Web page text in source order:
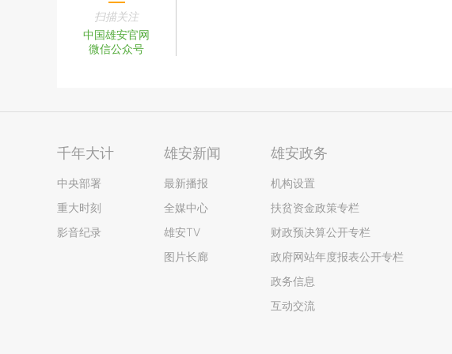
扫描关注
中国雄安官网
微信公众号
千年大计
中央部署
重大时刻
影音纪录
雄安新闻
最新播报
全媒中心
雄安TV
图片长廊
雄安政务
机构设置
扶贫资金政策专栏
财政预决算公开专栏
政府网站年度报表公开专栏
政务信息
互动交流